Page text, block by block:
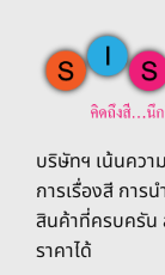
be
on
the
บริษัทฯ เน้นคว
การเรื่องสี การ
สินค้าที่ครบครัน
ราคาได้